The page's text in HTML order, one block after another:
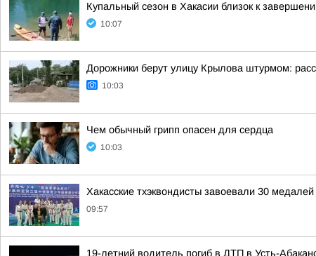
Купальный сезон в Хакасии близок к
10:07
Дорожники берут улицу Крылова штурмом:
10:03
Чем обычный грипп опасен для сердца
10:03
Хакасские тхэквондисты завоевали 30
09:57
19-летний водитель погиб в ДТП в Усть-